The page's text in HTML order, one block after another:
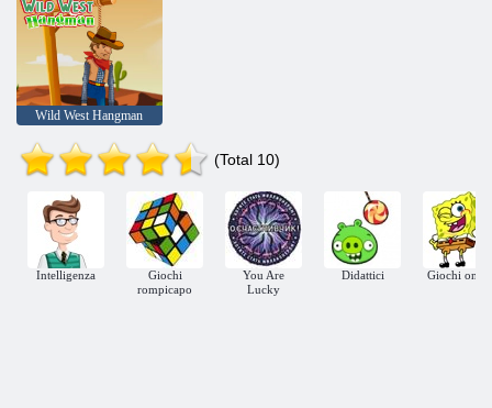
Wild West Hangman
(Total 10)
Intelligenza
Giochi
rompicapo
You Are
Lucky
Didattici Giochi